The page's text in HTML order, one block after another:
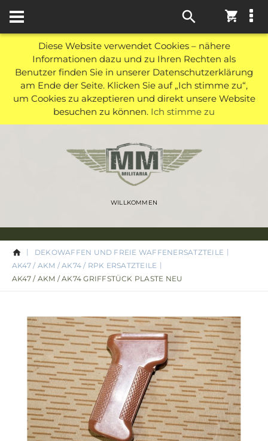
Diese Website verwendet Cookies – nähere
Informationen dazu und zu Ihren Rechten als
Benutzer finden Sie in unserer Datenschutzerklärung
am Ende der Seite. Klicken Sie auf „Ich stimme zu“,
um Cookies zu akzeptieren und direkt unsere Website
besuchen zu können. Ich stimme zu
WILLKOMMEN
0
DEKOWAFFEN UND FREIE WAFFENERSATZTEILE
AK47 / AKM / AK74 / RPK ERSATZTEILE
AK47 / AKM / AK74 GRIFFSTÜCK PLASTE NEU